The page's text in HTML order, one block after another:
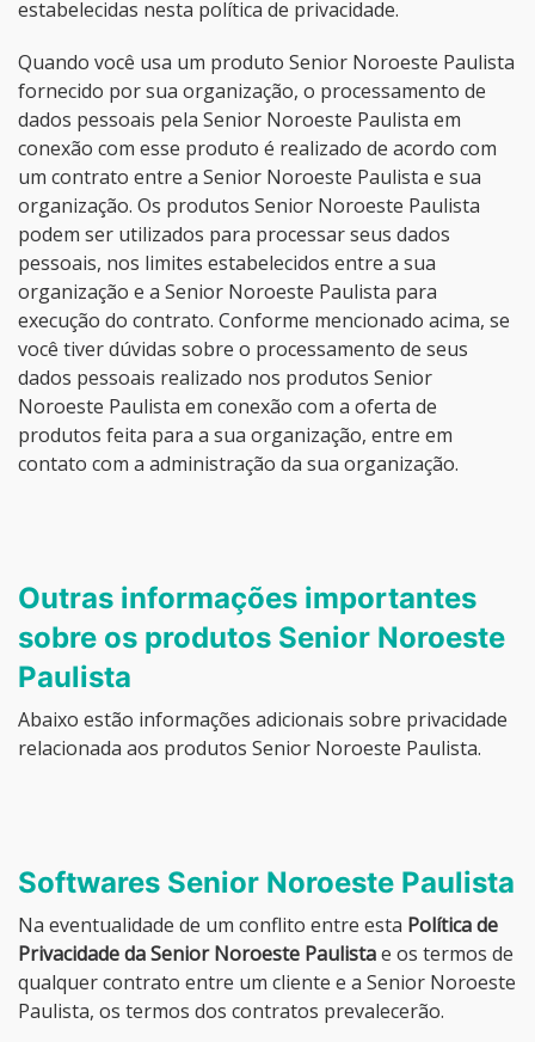
estabelecidas nesta política de privacidade.
Quando você usa um produto Senior Noroeste Paulista
fornecido por sua organização, o processamento de
dados pessoais pela Senior Noroeste Paulista em
conexão com esse produto é realizado de acordo com
um contrato entre a Senior Noroeste Paulista e sua
organização. Os produtos Senior Noroeste Paulista
podem ser utilizados para processar seus dados
pessoais, nos limites estabelecidos entre a sua
organização e a Senior Noroeste Paulista para
execução do contrato. Conforme mencionado acima, se
você tiver dúvidas sobre o processamento de seus
dados pessoais realizado nos produtos Senior
Noroeste Paulista em conexão com a oferta de
produtos feita para a sua organização, entre em
contato com a administração da sua organização.
Outras informações importantes
sobre os produtos Senior Noroeste
Paulista
Abaixo estão informações adicionais sobre privacidade
relacionada aos produtos Senior Noroeste Paulista.
Softwares Senior Noroeste Paulista
Na eventualidade de um conflito entre esta Política de
Privacidade da Senior Noroeste Paulistae os termos de
qualquer contrato entre um cliente e a Senior Noroeste
Paulista, os termos dos contratos prevalecerão.